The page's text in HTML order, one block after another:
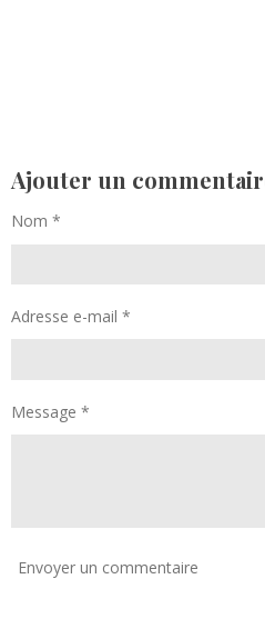
Ajouter un
Nom *
Adresse e-mail *
Message *
Envoyer un commentaire